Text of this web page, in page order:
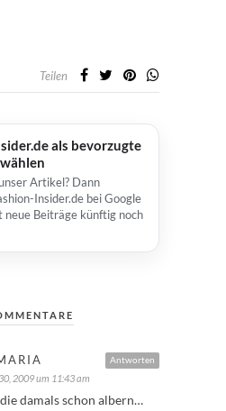
Teilen
als bevorzugte
Artikel? Dann
Insider.de bei Google
neue Beiträge künftig noch
Antworten
2009 um 11:43 am
damals schon albern…